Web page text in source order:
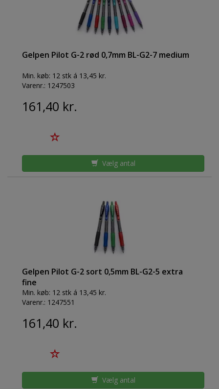
Gelpen Pilot G-2 rød 0,7mm BL-G2-7 medium
Min. køb: 12 stk á 13,45 kr.
Varenr.: 1247503
161,40 kr.
Vælg antal
Gelpen Pilot G-2 sort 0,5mm BL-G2-5 extra
fine
Min. køb: 12 stk á 13,45 kr.
Varenr.: 1247551
161,40 kr.
Vælg antal